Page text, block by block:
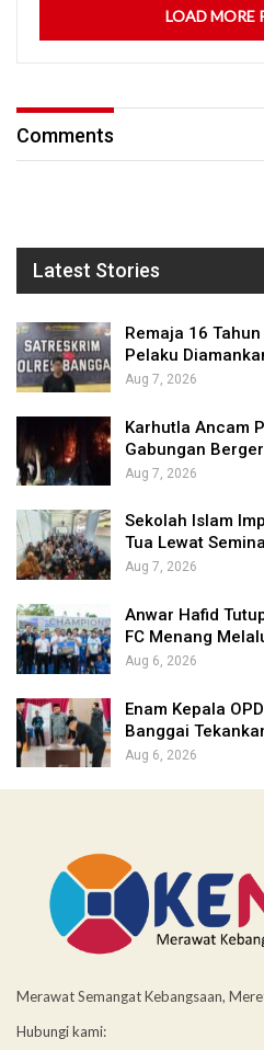
LOAD MORE
Comments
Latest Stories
Remaja 16
Pelaku
Aug 7, 2026
Karhutla Ancam
Gabungan
Aug 7, 2026
Sekolah Islam
Tua Lewat
Aug 7, 2026
Anwar Hafid
FC Menang
Aug 6, 2026
Enam Kepala
Banggai
Aug 6, 2026
Merawat Semangat Kebangsaan,
Hubungi kami: